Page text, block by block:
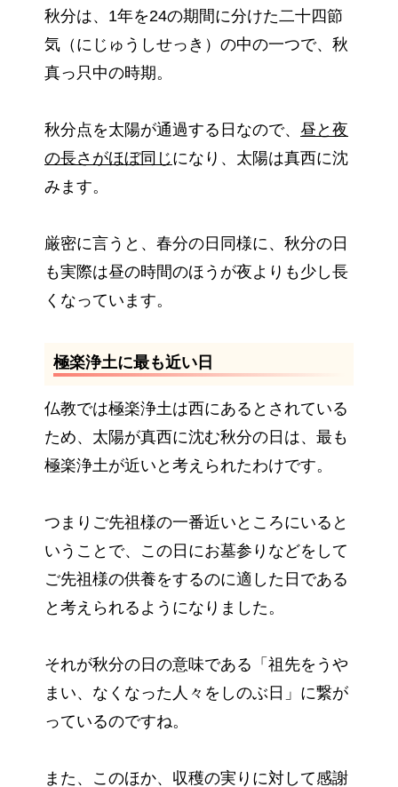
秋分は、1年を24の期間に分けた二十四節
気（にじゅうしせっき）の中の一つで、秋
真っ只中の時期。
秋分点を太陽が通過する日なので、 昼と夜
の長さがほぼ同じになり、太陽は真西に沈
みます。
厳密に言うと、春分の日同様に、秋分の日
も実際は昼の時間のほうが夜よりも少し長
くなっています。
極楽浄土に最も近い日
仏教では極楽浄土は西にあるとされている
ため、太陽が真西に沈む秋分の日は、最も
極楽浄土が近いと考えられたわけです。
つまりご先祖様の一番近いところにいると
いうことで、この日にお墓参りなどをして
ご先祖様の供養をするのに適した日である
と考えられるようになりました。
それが秋分の日の意味である「祖先をうや
まい、なくなった人々をしのぶ日」に繋が
っているのですね。
また、このほか、収穫の実りに対して感謝